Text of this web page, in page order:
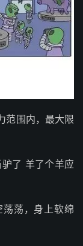
范围内，最大限
了 羊了个羊应
荡，身上软绵